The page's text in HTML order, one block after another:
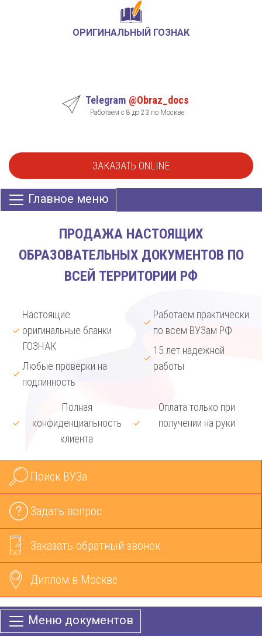
ОРИГИНАЛЬНЫЙ ГОЗНАК
Telegram @Obraz_docs
Работаем с 8 до 23 по Москве
ЗАКАЗАТЬ ONLINE
Главное меню
ПРОДАЖА НАСТОЯЩИХ
ОБРАЗОВАТЕЛЬНЫХ ДОКУМЕНТОВ ПО
ВСЕЙ ТЕРРИТОРИИ РФ
Настоящие
оригинальные бланки
ГОЗНАК
Любые проверки на
подлинность
Работаем практически
по всем ВУЗам РФ
15 лет надежной
работы
Полная
конфиденциальность
клиента
Оплата только при
получении на руки
Поиск ВУЗа
Задать вопрос
Заказать обратный звонок
Диплом в Москве
Меню документов